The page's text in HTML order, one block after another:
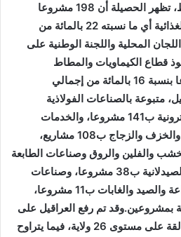
أما بخصوص قطاعات النشاط، تظهر الحصيلة أن 198 مشروعا
ينتمي إلى قطاع الصناعات الغذائية أي ما نسبته 22 بالمائة من
المحلية واللجنة الوطنية على
قطاع الكيماويات والمطاط
والبلاستيك على 149 مشروعا بنسبة 16 بالمائة من إجمالي
متبوعة بالصناعات الفولاذية
والمعدنية والميكانيكية والالكترونية ب141 مشروعا، والخدمات
ب122 مشروعا، ومواد البناء والخزف والزجاج ب108 مشاريع،
والخشب والفلين والروق وصناعات الطابعة
ب48 مشروعا، والصناعات الصيدلانية ب38 مشروعا، وصناعات
النسيج ب14 مشروعا، والزراعة والصيد والغابات ب11 مشروعا،
والطاقة بمشروعين.وقد تم رفع العراقيل على
جميع المشاريع التي كانت عالقة على مستوى 26 ولاية، فيما يتراوح